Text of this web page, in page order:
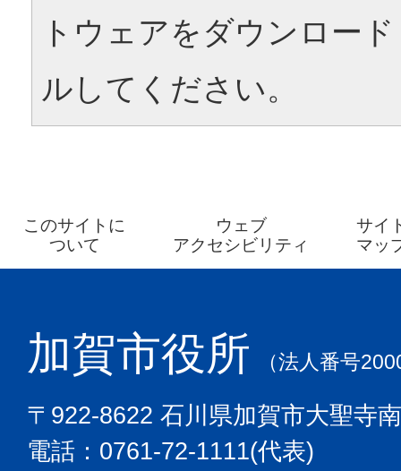
トウェアをダウンロー
ルしてください。
このサイトに
ついて
ウェブ
アクセシビリティ
サイ
マッ
加賀市役所 （法人番号
〒922-8622 石川県加賀市大聖寺
電話：0761-72-1111(代表)